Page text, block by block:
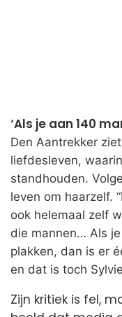
‘Als je aan 140
Den Aantrekker
liefdesleven,
standhouden.
leven om haarzelf.
ook helemaal zelf
die mannen… Als
plakken, dan is er
en dat is toch
Zijn kritiek is fel,